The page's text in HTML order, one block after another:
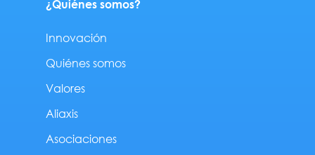
¿Quiénes somos?
Innovación
Quiénes somos
Valores
Aliaxis
Asociaciones